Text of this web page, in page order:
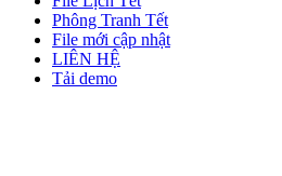
Phông Tranh Tết
File mới cập nhật
LIÊN HỆ
Tải demo